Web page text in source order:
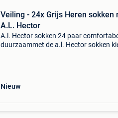
Veiling - 24x Grijs Heren sokken maat 39-42
A.L. Hector
A.l. Hector sokken 24 paar
duurzaammet de a.l. Hector sokken
Nieuw